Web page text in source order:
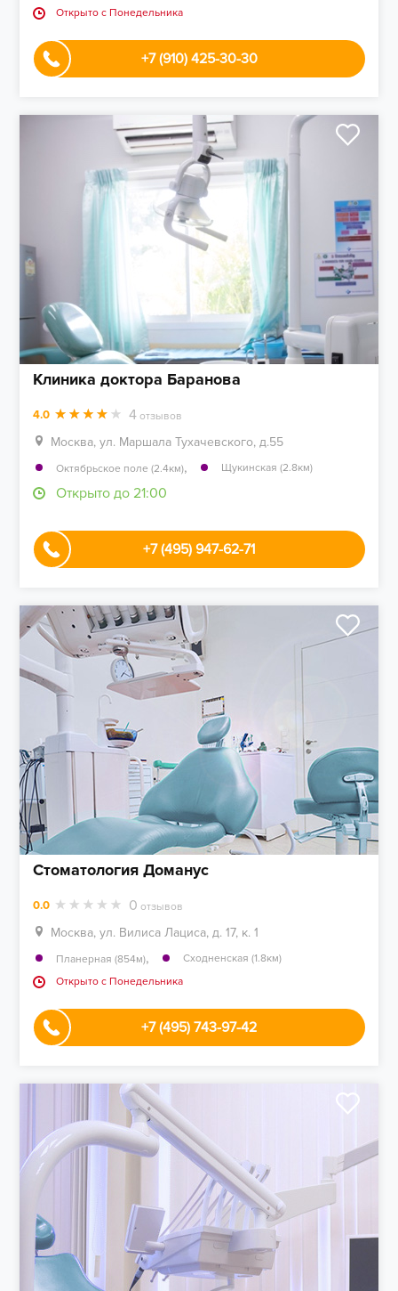
Открыто c Понедельника
+7 (910) 425-30-30
Клиника доктора Баранова
4.0 4 отзывов
Москва, ул. Маршала Тухачевского, д.55
Октябрьское поле (2.4км), Щукинская (2.8км)
Открыто до 21:00
+7 (495) 947-62-71
Стоматология Доманус
0.0 0 отзывов
Москва, ул. Вилиса Лациса, д. 17, к. 1
Планерная (854м),
Сходненская (1.8км)
Открыто c Понедельника
+7 (495) 743-97-42